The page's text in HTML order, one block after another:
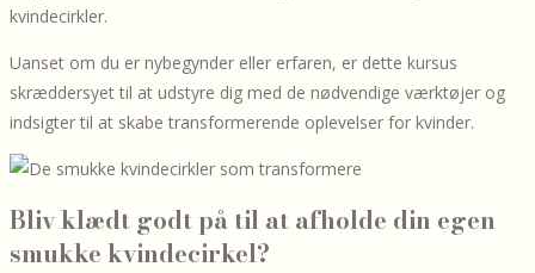
kvindecirkler.
Uanset om du er nybegynder eller erfaren, er dette kursus
skræddersyet til at udstyre dig med de nødvendige værktøjer og
indsigter til at skabe transformerende oplevelser for kvinder.
Bliv klædt godt på til at afholde din egen
smukke kvindecirkel?